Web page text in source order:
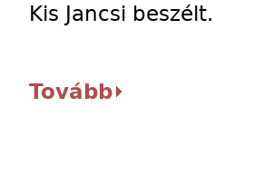
Kis Jancsi beszélt.
Tovább